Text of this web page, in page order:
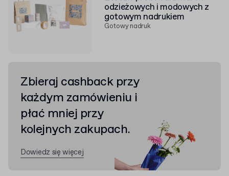
odzieżowych i modowych z
gotowym nadrukiem
Gotowy nadruk
Zbieraj cashback przy
każdym zamówieniu i
płać mniej przy
kolejnych zakupach.
Dowiedz się więcej